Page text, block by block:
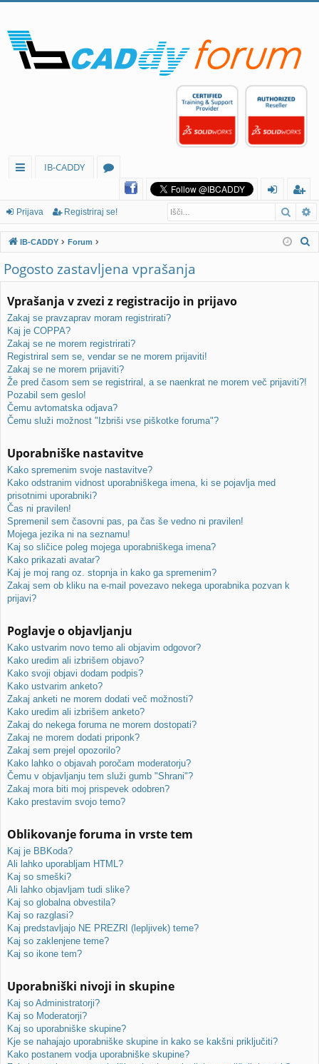
e
p
ov
ez
av
e
IB-CADDY
u
mi
av
a
eg
ist
rir
Prijava Registriraj se!
IB-CADDY Forum
Pogosto zastavljena vprašanja
Vprašanja v zvezi z registracijo in prijavo
Zakaj se pravzaprav moram registrirati?
Kaj je COPPA?
Zakaj se ne morem registrirati?
Registriral sem se, vendar se ne morem prijaviti!
Zakaj se ne morem prijaviti?
Že pred časom sem se registriral, a se naenkrat ne morem več prijaviti?!
Pozabil sem geslo!
Čemu avtomatska odjava?
Čemu služi možnost "Izbriši vse piškotke foruma"?
Uporabniške nastavitve
Kako spremenim svoje nastavitve?
Kako odstranim vidnost uporabniškega imena, ki se pojavlja med
prisotnimi uporabniki?
Čas ni pravilen!
Spremenil sem časovni pas, pa čas še vedno ni pravilen!
Mojega jezika ni na seznamu!
Kaj so sličice poleg mojega uporabniškega imena?
Kako prikazati avatar?
Kaj je moj rang oz. stopnja in kako ga spremenim?
Zakaj sem ob kliku na e-mail povezavo nekega uporabnika pozvan k
prijavi?
Poglavje o objavljanju
Kako ustvarim novo temo ali objavim odgovor?
Kako uredim ali izbrišem objavo?
Kako svoji objavi dodam podpis?
Kako ustvarim anketo?
Zakaj anketi ne morem dodati več možnosti?
Kako uredim ali izbrišem anketo?
Zakaj do nekega foruma ne morem dostopati?
Zakaj ne morem dodati priponk?
Zakaj sem prejel opozorilo?
Kako lahko o objavah poročam moderatorju?
Čemu v objavljanju tem služi gumb "Shrani"?
Zakaj mora biti moj prispevek odobren?
Kako prestavim svojo temo?
Oblikovanje foruma in vrste tem
Kaj je BBKoda?
Ali lahko uporabljam HTML?
Kaj so smeški?
Ali lahko objavljam tudi slike?
Kaj so globalna obvestila?
Kaj so razglasi?
Kaj predstavljajo NE PREZRI (lepljivek) teme?
Kaj so zaklenjene teme?
Kaj so ikone tem?
Uporabniški nivoji in skupine
Kaj so Administratorji?
Kaj so Moderatorji?
Kaj so uporabniške skupine?
Kje se nahajajo uporabniške skupine in kako se kakšni priključiti?
Kako postanem vodja uporabniške skupine?